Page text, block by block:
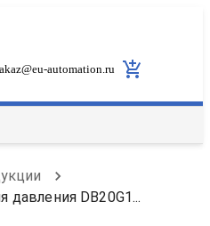
@eu-automation.ru
давления DB20G1...